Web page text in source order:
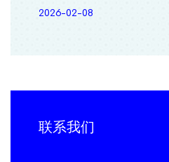
2026-02-08
联系我们